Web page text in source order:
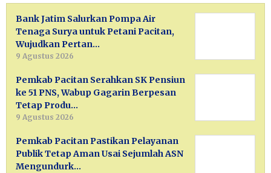
Bank Jatim Salurkan Pompa Air
Tenaga Surya untuk Petani Pacitan,
Wujudkan Pertan…
9 Agustus 2026
Pemkab Pacitan Serahkan SK Pensiun
ke 51 PNS, Wabup Gagarin Berpesan
Tetap Produ…
9 Agustus 2026
Pemkab Pacitan Pastikan Pelayanan
Publik Tetap Aman Usai Sejumlah ASN
Mengundurk…